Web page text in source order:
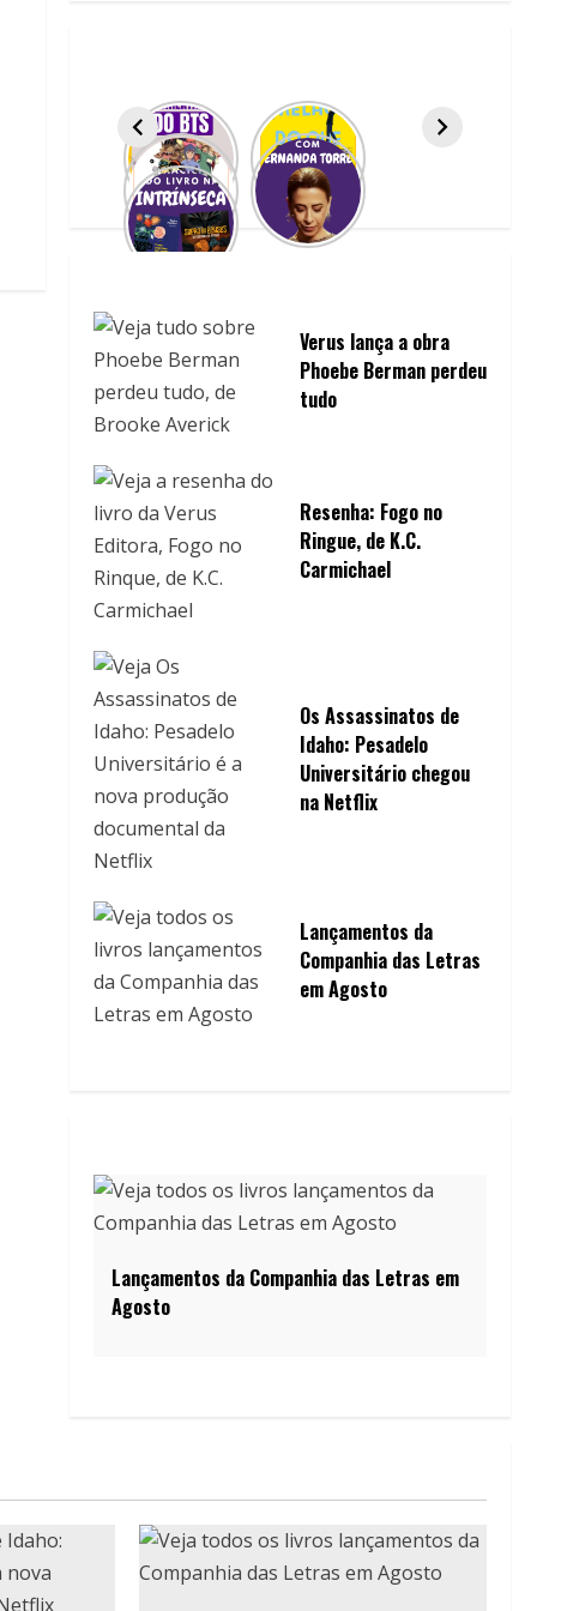
Verus lança a obra
Phoebe Berman perdeu
tudo
Resenha: Fogo no
Ringue, de K.C.
Carmichael
Os Assassinatos de
Idaho: Pesadelo
Universitário chegou
na Netflix
Lançamentos da
Companhia das Letras
em Agosto
Lançamentos da Companhia das Letras em
Agosto